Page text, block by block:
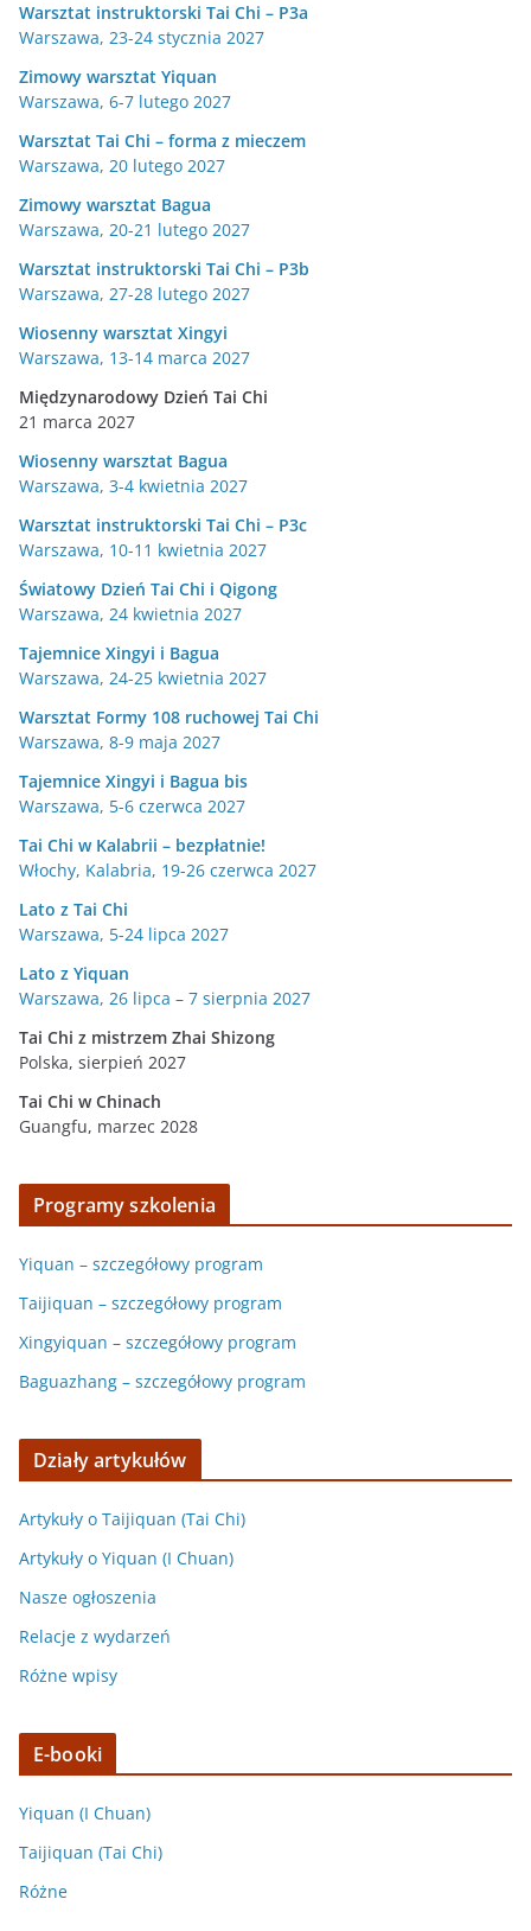
Warsztat instruktorski Tai Chi – P3a
Warszawa, 23-24 stycznia 2027
Zimowy warsztat Yiquan
Warszawa, 6-7 lutego 2027
Warsztat Tai Chi – forma z mieczem
Warszawa, 20 lutego 2027
Zimowy warsztat Bagua
Warszawa, 20-21 lutego 2027
Warsztat instruktorski Tai Chi – P3b
Warszawa, 27-28 lutego 2027
Wiosenny warsztat Xingyi
Warszawa, 13-14 marca 2027
Międzynarodowy Dzień Tai Chi
21 marca 2027
Wiosenny warsztat Bagua
Warszawa, 3-4 kwietnia 2027
Warsztat instruktorski Tai Chi – P3c
Warszawa, 10-11 kwietnia 2027
Światowy Dzień Tai Chi i Qigong
Warszawa, 24 kwietnia 2027
Tajemnice Xingyi i Bagua
Warszawa, 24-25 kwietnia 2027
Warsztat Formy 108 ruchowej Tai Chi
Warszawa, 8-9 maja 2027
Tajemnice Xingyi i Bagua bis
Warszawa, 5-6 czerwca 2027
Tai Chi w Kalabrii – bezpłatnie!
Włochy, Kalabria, 19-26 czerwca 2027
Lato z Tai Chi
Warszawa, 5-24 lipca 2027
Lato z Yiquan
Warszawa, 26 lipca – 7 sierpnia 2027
Tai Chi z mistrzem Zhai Shizong
Polska, sierpień 2027
Tai Chi wChinach
Guangfu, marzec 2028
Programy szkolenia
Yiquan – szczegółowy program
Taijiquan – szczegółowy program
Xingyiquan – szczegółowy program
Baguazhang – szczegółowy program
Działy artykułów
Artykuły o Taijiquan (Tai Chi)
Artykuły o Yiquan (I Chuan)
Nasze ogłoszenia
Relacje z wydarzeń
Różne wpisy
E-booki
Yiquan (I Chuan)
Taijiquan (Tai Chi)
Różne